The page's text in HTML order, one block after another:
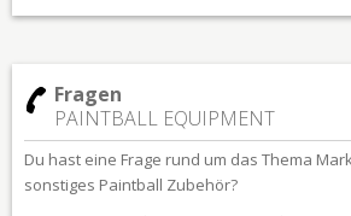
Fragen
PAINTBALL EQUIPMENT
Du hast eine Frage rund um das Thema
sonstiges Paintball Zubehör?